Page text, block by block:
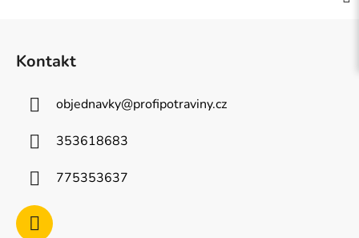
Kontakt
objednavky@profipotraviny.cz
353618683
775353637